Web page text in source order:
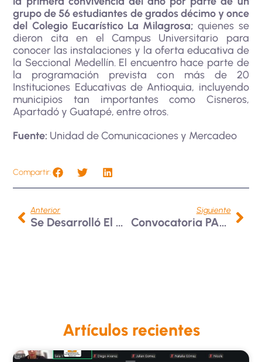
grupo de 56 estudiantes de grados décimo y once
del Colegio Eucarístico La Milagrosa;quienes se
dieron cita en el Campus Universitario para
conocer las instalaciones y la oferta educativa de
la Seccional Medellín. El encuentro hace parte de
la programación prevista con más de 20
Instituciones Educativas de Antioquia, incluyendo
municipios tan importantes como Cisneros,
Apartadó y Guatapé, entre otros.
Fuente: Unidad de Comunicaciones y Mercadeo
Compartir:
Anterior
Se Desarrolló El X Encuentro De Psicoorientadores
Siguiente
Convocatoria PALOMA 02-2024
Artículos recientes